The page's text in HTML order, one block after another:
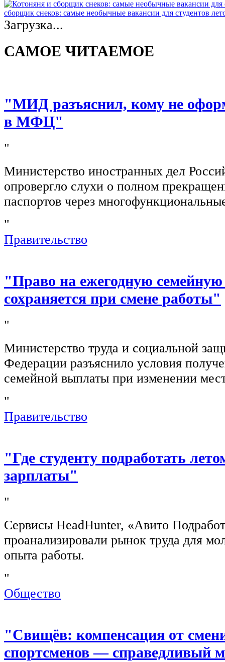
сборщик снеков: самые необычные вакансии для студентов
Загрузка...
САМОЕ ЧИТАЕМОЕ
"МИД разъяснил, кому не
в МФЦ"
"
Министерство иностранных дел
опровергло слухи о полном
паспортов через
"
Правительство
"Право на ежегодную
сохраняется при смене работы"
"
Министерство труда и социальной
Федерации разъяснило условия
семейной выплаты при изменении
"
Правительство
"Где студенту подработать
зарплаты"
"
Сервисы HeadHunter, «Авито
проанализировали рынок труда для
опыта работы.
"
Общество
"Свищёв: компенсация от
спортсменов — справедливый